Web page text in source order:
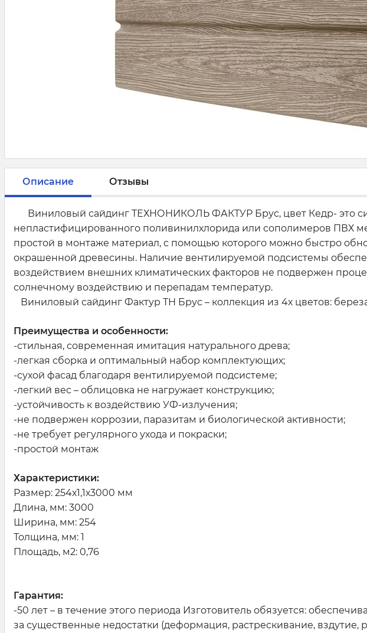
Описание Отзывы
Виниловый сайдинг ТЕХНОНИКОЛЬ ФАКТУР Брус, цвет Кедр- это
непластифицированного поливинилхлорида или сополимеров ПВХ
простой в монтаже материал, с помощью которого можно быстро
окрашенной древесины. Наличие вентилируемой подсистемы
воздействием внешних климатических факторов не подвержен
солнечному воздействию и перепадам температур.
Виниловый сайдинг Фактур ТН Брус – коллекция из 4х цветов:
Преимущества и особенности:
-стильная, современная имитация натурального древа;
-легкая сборка и оптимальный набор комплектующих;
-сухой фасад благодаря вентилируемой подсистеме;
-легкий вес – облицовка не нагружает конструкцию;
-устойчивость к воздействию УФ-излучения;
-не подвержен коррозии, паразитам и биологической активности;
-не требует регулярного ухода и покраски;
-простой монтаж
Характеристики:
Размер: 254х1,1х3000 мм
Длина, мм: 3000
Ширина, мм: 254
Толщина, мм: 1
Площадь, м2: 0,76
Гарантия:
-50 лет – в течение этого периода Изготовитель обязуется:
за существенные недостатки (деформация, растрескивание,